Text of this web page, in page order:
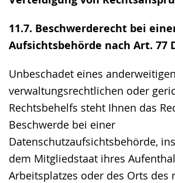
11.7. Beschwerderecht bei
Aufsichtsbehörde nach Art. 77
Unbeschadet eines anderweitigen
verwaltungsrechtlichen oder
Rechtsbehelfs steht Ihnen das
Beschwerde bei einer
Datenschutzaufsichtsbehörde,
dem Mitgliedstaat ihres
Arbeitsplatzes oder des Orts des